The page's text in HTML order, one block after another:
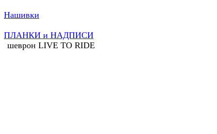
Нашивки
ПЛАНКИ и НАДПИСИ
шеврон LIVE TO RIDE